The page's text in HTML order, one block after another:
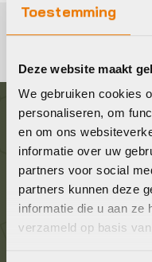
Toestemming
Deze website maakt
We gebruiken cookies
personaliseren, om
en om ons
informatie over uw
partners voor social
partners kunnen deze
informatie die u aan ze
verzameld op basis
Graag in
Wij staan voor je klaar!
onderstaande gegevens.